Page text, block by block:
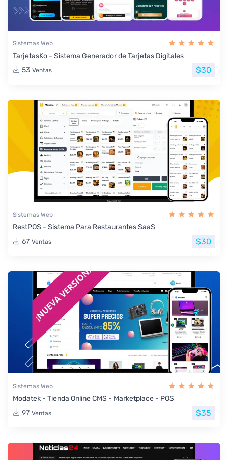
Sistemas Web
TarjetasKo - Sistema Generador de Tarjetas Digitales
53 Ventas $30
Sistemas Web
RestPOS - Sistema Para Restaurantes SaaS
67 Ventas $30
Sistemas Web
Modatek - Tienda Online CMS - Marketplace - POS
97 Ventas $35